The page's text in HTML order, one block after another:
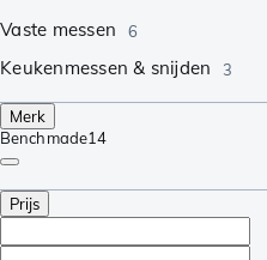
Vaste messen 6
Keukenmessen & snijden 3
Merk
Benchmade14
Prijs